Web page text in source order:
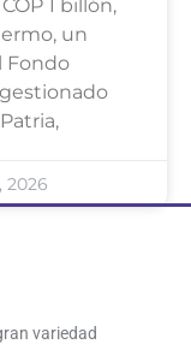
1 billón,
un
Fondo
2026
variedad